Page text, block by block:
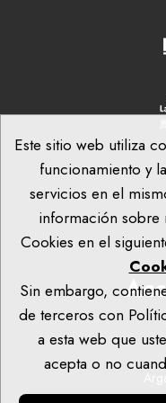
Este sitio web utiliza
funcionamiento y
servicios en el
información sobre
Cookies en el
Sin embargo,
de terceros con
a esta web que
acepta o no